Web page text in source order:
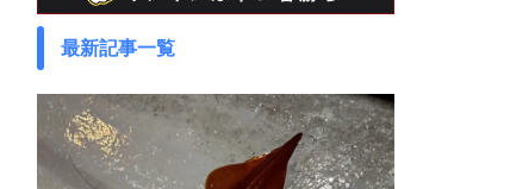
最新記事一覧